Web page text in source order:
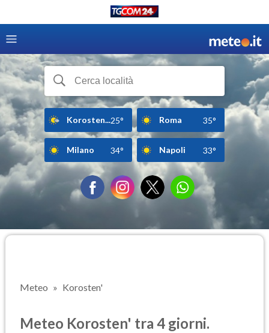
Korosten...25° Roma 35°
Milano 34° Napoli 33°
Meteo Korosten'
Meteo Korosten' tra 4 giorni.